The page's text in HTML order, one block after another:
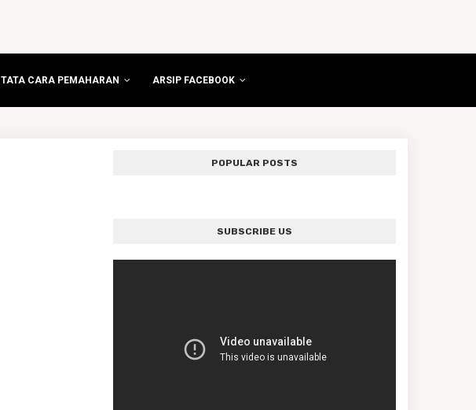
TATA CARA PEMAHARAN ARSIP FACEBOOK
POPULAR POSTS
SUBSCRIBE US